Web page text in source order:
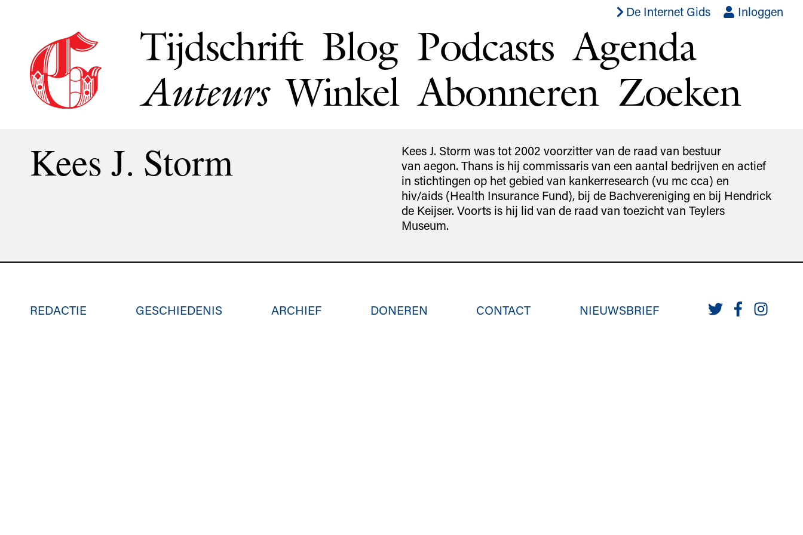
De Internet Gids Inloggen
Tijdschrift Blog Podcasts Agenda
Auteurs Winkel Abonneren Zoeken
Kees J. Storm
Kees J. Storm was tot 2002 voorzitter van de raad van bestuur
van aegon. Thans is hij commissaris van een aantal bedrijven en actief
in stichtingen op het gebied van kankerresearch (vu mc cca) en
hiv/aids (Health Insurance Fund), bij de Bachvereniging en bij Hendrick
de Keijser. Voorts is hij lid van de raad van toezicht van Teylers
Museum.
REDACTIE GESCHIEDENIS ARCHIEF DONEREN CONTACT NIEUWSBRIEF